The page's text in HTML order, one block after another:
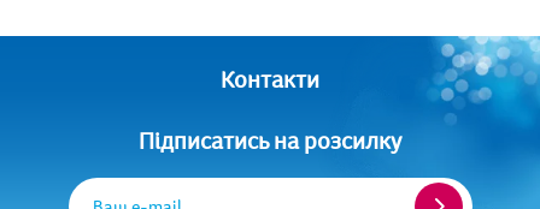
Контакти
Підписатись на розсилку